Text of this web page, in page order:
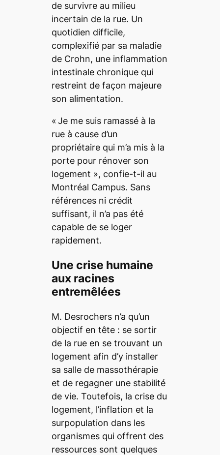
de survivre au milieu
incertain de la rue. Un
quotidien difficile,
complexifié par sa maladie
de Crohn, une inflammation
intestinale chronique qui
restreint de façon majeure
son alimentation.
« Je me suis ramassé à la
rue à cause d’un
propriétaire qui m’a mis à la
porte pour rénover son
logement », confie-t-il au
Montréal Campus. Sans
références ni crédit
suffisant, il n’a pas été
capable de se loger
rapidement.
Une crise humaine
aux racines
entremêlées
M. Desrochers n’a qu’un
objectif en tête : se sortir
de la rue en se trouvant un
logement afin d’y installer
sa salle de massothérapie
et de regagner une stabilité
de vie. Toutefois, la crise du
logement, l’inflation et la
surpopulation dans les
organismes qui offrent des
ressources sont quelques